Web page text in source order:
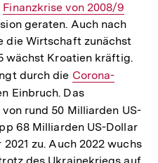
Interner
Link:
Finanzkrise von 2008/9
geraten. Auch nach
die Wirtschaft zunächst
wächst Kroatien kräftig.
durch die Interner
Link:
Corona-
Einbruch. DasInterner
Link:
rund 50 Milliarden US-
68 Milliarden US-Dollar
zu. Auch 2022 wuchs